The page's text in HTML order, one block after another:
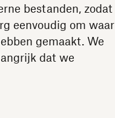
bestanden, zodat
eenvoudig om waar
gemaakt. We
dat we